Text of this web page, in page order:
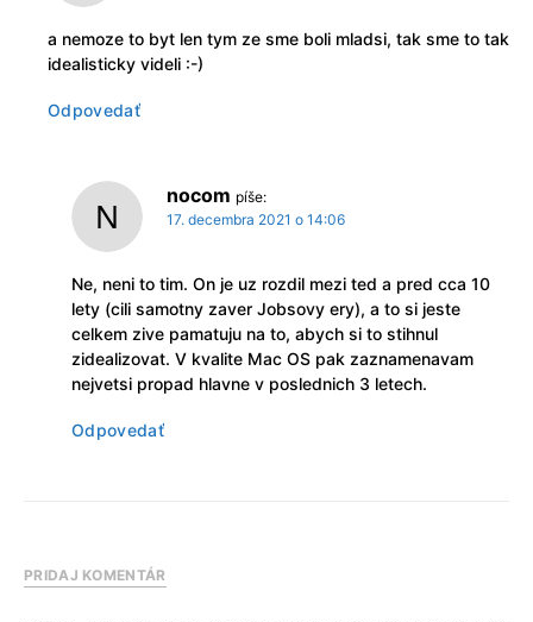
a nemoze to byt len tym ze sme boli mladsi, tak sme to tak
idealisticky videli :-)
Odpovedať
nocom píše:
17. decembra 2021 o 14:06
Ne, neni to tim. On je uz rozdil mezi ted a pred cca 10
lety (cili samotny zaver Jobsovy ery), a to si jeste
celkem zive pamatuju na to, abych si to stihnul
zidealizovat. V kvalite Mac OS pak zaznamenavam
nejvetsi propad hlavne v poslednich 3 letech.
Odpovedať
PRIDAJ KOMENTÁR